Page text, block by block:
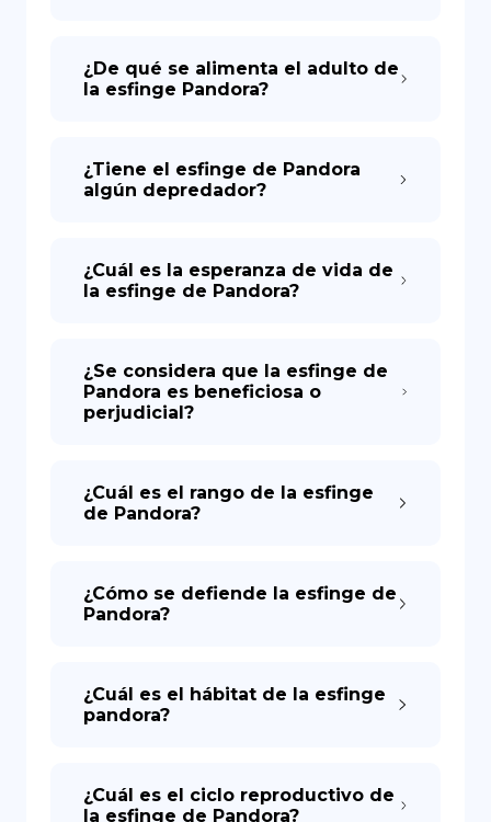
¿De qué se alimenta el adulto de
la esfinge Pandora?
¿Tiene el esfinge de Pandora
algún depredador?
¿Cuál es la esperanza de vida de
la esfinge de Pandora?
¿Se considera que la esfinge de
Pandora es beneficiosa o
perjudicial?
¿Cuál es el rango de la esfinge
de Pandora?
¿Cómo se defiende la esfinge de
Pandora?
¿Cuál es el hábitat de la esfinge
pandora?
¿Cuál es el ciclo reproductivo de
la esfinge de Pandora?